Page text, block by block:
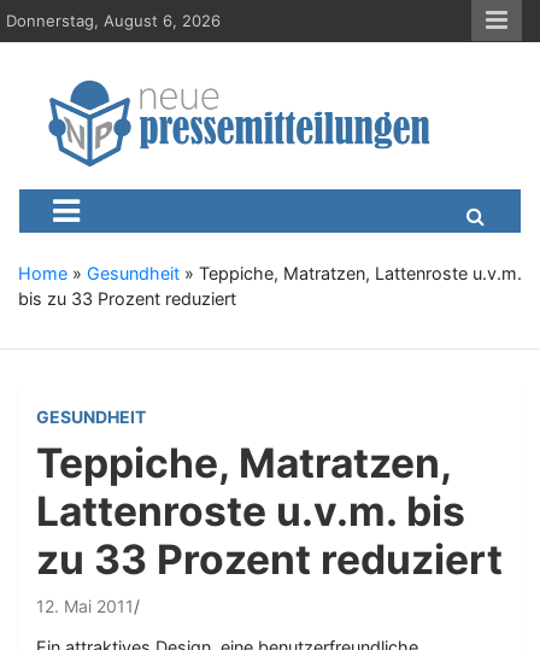
S
k
Donnerstag, August 6, 2026
Neue-
Presseportal, Nachrichten, News, Meldungen, Wirtschaft
Home » Gesundheit » Teppiche, Matratzen, Lattenroste u.v.m.
bis zu 33 Prozent reduziert
GESUNDHEIT
Teppiche, Matratzen,
Lattenroste u.v.m. bis
zu 33 Prozent reduziert
12. Mai 2011